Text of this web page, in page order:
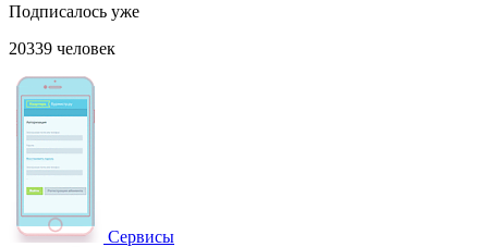
Подписалось уже
20339 человек
Сервисы